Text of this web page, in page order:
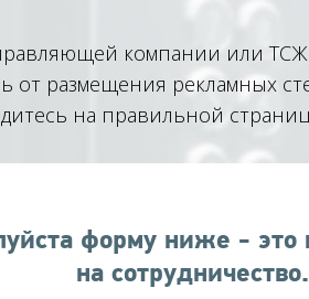
компании или
размещения рекламных
на правильной
форму ниже - это
на сотрудничество.